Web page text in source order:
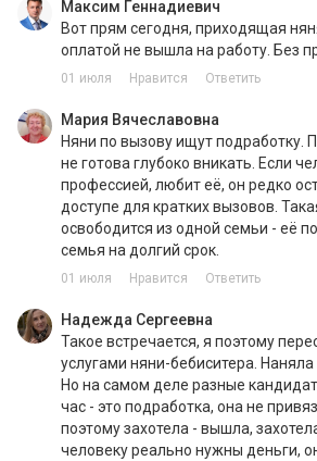
Максим Геннадиевич
Вот прям сегодня, приходящая
оплатой не вышла на работу. Без
01 июля Нравится Ответить
Мария Вячеславовна
Няни по вызову ищут подработку.
не готова глубоко вникать. Если
профессией, любит её, он редко
доступе для кратких вызовов.
освободится из одной семьи - её
семья на долгий срок.
01 июля Нравится Ответить
Надежда Сергеевна
Такое встречается, я поэтому
услугами няни-бебиситера.
Но на самом деле разные
час - это подработка, она не
поэтому захотела - вышла,
человеку реально нужны деньги,